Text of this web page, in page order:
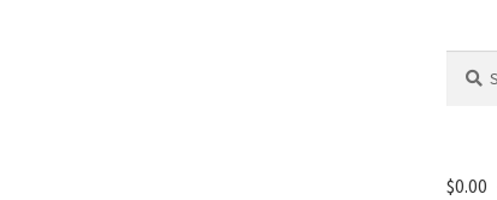
for:
$0.00